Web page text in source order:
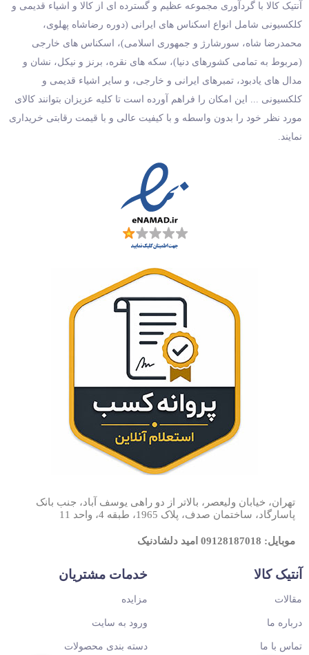
آنتیک کالا با گردآوری مجموعه عظیم و گسترده ای از کالا و اشیاء قدیمی و
کلکسیونی شامل انواع اسکناس های ایرانی (دوره رضاشاه پهلوی،
محمدرضا شاه، سورشارژ و جمهوری اسلامی)، اسکناس های خارجی
(مربوط به تمامی کشورهای دنیا)، سکه های نقره، برنز و نیکل، نشان و
مدال های یادبود، تمبرهای ایرانی و خارجی، و سایر اشیاء قدیمی و
کلکسیونی ... این امکان را فراهم آورده است تا کلیه عزیزان بتوانند کالای
مورد نظر خود را بدون واسطه و با کیفیت عالی و با قیمت رقابتی خریداری
نمایند.
تهران، خیابان ولیعصر، بالاتر از دو راهی یوسف آباد، جنب بانک
پاسارگاد، ساختمان صدف، پلاک 1965، طبقه 4، واحد 11
موبایل: 09128187018 امید دلشادنیک
آنتیک کالا
مقالات
درباره ما
تماس با ما
خدمات مشتریان
مزایده
ورود به سایت
دسته بندی محصولات